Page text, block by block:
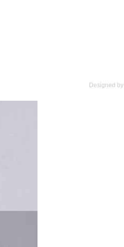
Designed by